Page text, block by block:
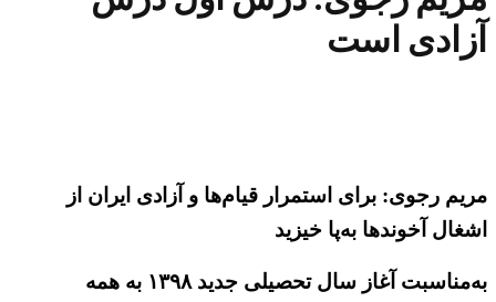
آزادی است
مریم رجوی: برای استمرار قیام‌ها و آزادی ایران از
اشغال آخوندها به‌پا خیزید
به‌مناسبت آغاز سال تحصیلی جدید ۱۳۹۸ به ‌همه